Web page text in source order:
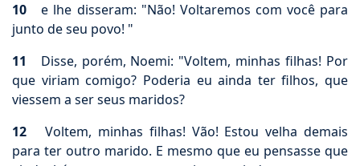
10 e lhe disseram: "Não! Voltaremos com você para
junto de seu povo! "
11 Disse, porém, Noemi: "Voltem, minhas filhas! Por
que viriam comigo? Poderia eu ainda ter filhos, que
viessem a ser seus maridos?
12 Voltem, minhas filhas! Vão! Estou velha demais
para ter outro marido. E mesmo que eu pensasse que